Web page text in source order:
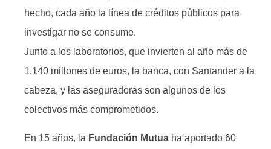
hecho, cada año la línea de créditos públicos para
investigar no se consume.
Junto a los laboratorios, que invierten al año más de
1.140 millones de euros, la banca, con Santander a la
cabeza, y las aseguradoras son algunos de los
colectivos más comprometidos.
En 15 años, la Fundación Mutua ha aportado 60